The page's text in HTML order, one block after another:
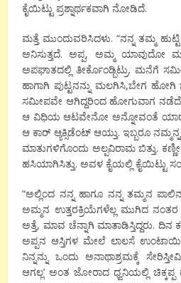
ಕೈಯಿಟ್ಟು ಪ್ರಶ್ನಾರ್ಥಕವಾಗಿ ನೋಡಿದೆ.
ಮತ್ತೆ ಮುಂದುವರಿಸಿದಳು. “ನನ್ನ ತಮ್ಮ
ಅನಿಸುತ್ತದೆ. ಅಪ್ಪ, ಅಮ್ಮ ಯಾವುದೋ
ಅಪಘಾತದಲ್ಲಿ ತೀರ್ಕೊಂಡ್ಬಿಟ್ರು. ಮನೆಗೆ
ಹಾಗಾಗಿ ಪುಟ್ಟನನ್ನು ಮಲಗಿಸಿ,‌ಬೇಗ
ಸಮೀಪವೇ ಆಗಿದ್ದರಿಂದ ಹೋಗುವಾಗ
ಆ ವಿಧಿಯ ಆಟವೇನೋ ಅನ್ನೋವಂತೆ ಯಾರೋ
ಆ ಕಾರ್ ಆ್ಯಕ್ಸಿಡೆಂಟ್ ಆಯ್ತು. ಇಬ್ಬರೂ
ಮಾತುಗಳಿಗೊಂದು ಅಲ್ಪವಿರಾಮ ಬಿತ್ತು.
ಹಸಿಯಾಗಿಸಿತ್ತು. ಅವಳ ಕೈಯಲ್ಲಿ ಕೈಯಿಟ್ಟು
“ಅಲ್ಲಿಂದ ನನ್ನ ಹಾಗೂ ನನ್ನ‌ ತಮ್ಮನ‌
ಅಮ್ಮನ ಉತ್ತರಕ್ರಿಯೆಗಳೆಲ್ಲ ಮುಗಿದ ನಂತರ
ಅತ್ತೆ, ಮಾವ ಚೆನ್ನಾಗಿ ಮಾತಾಡಿಸ್ತಿದ್ದರು.
ಅಪ್ಪನ ಆಸ್ತಿಗಳ ಮೇಲೆ ಲಾಲಸೆ
ನಿನ್ನನ್ನು ಒಂದು ಅನಾಥಾಶ್ರಮಕ್ಕೆ
ಆಗಲ್ಲ’ ಅಂತ ಜೋರಾದ ಧ್ವನಿಯಲ್ಲಿ